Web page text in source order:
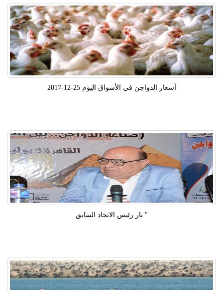
أسعار الدواجن في الأسواق اليوم 25-12-2017
" نار رئيس الاتحاد السابق